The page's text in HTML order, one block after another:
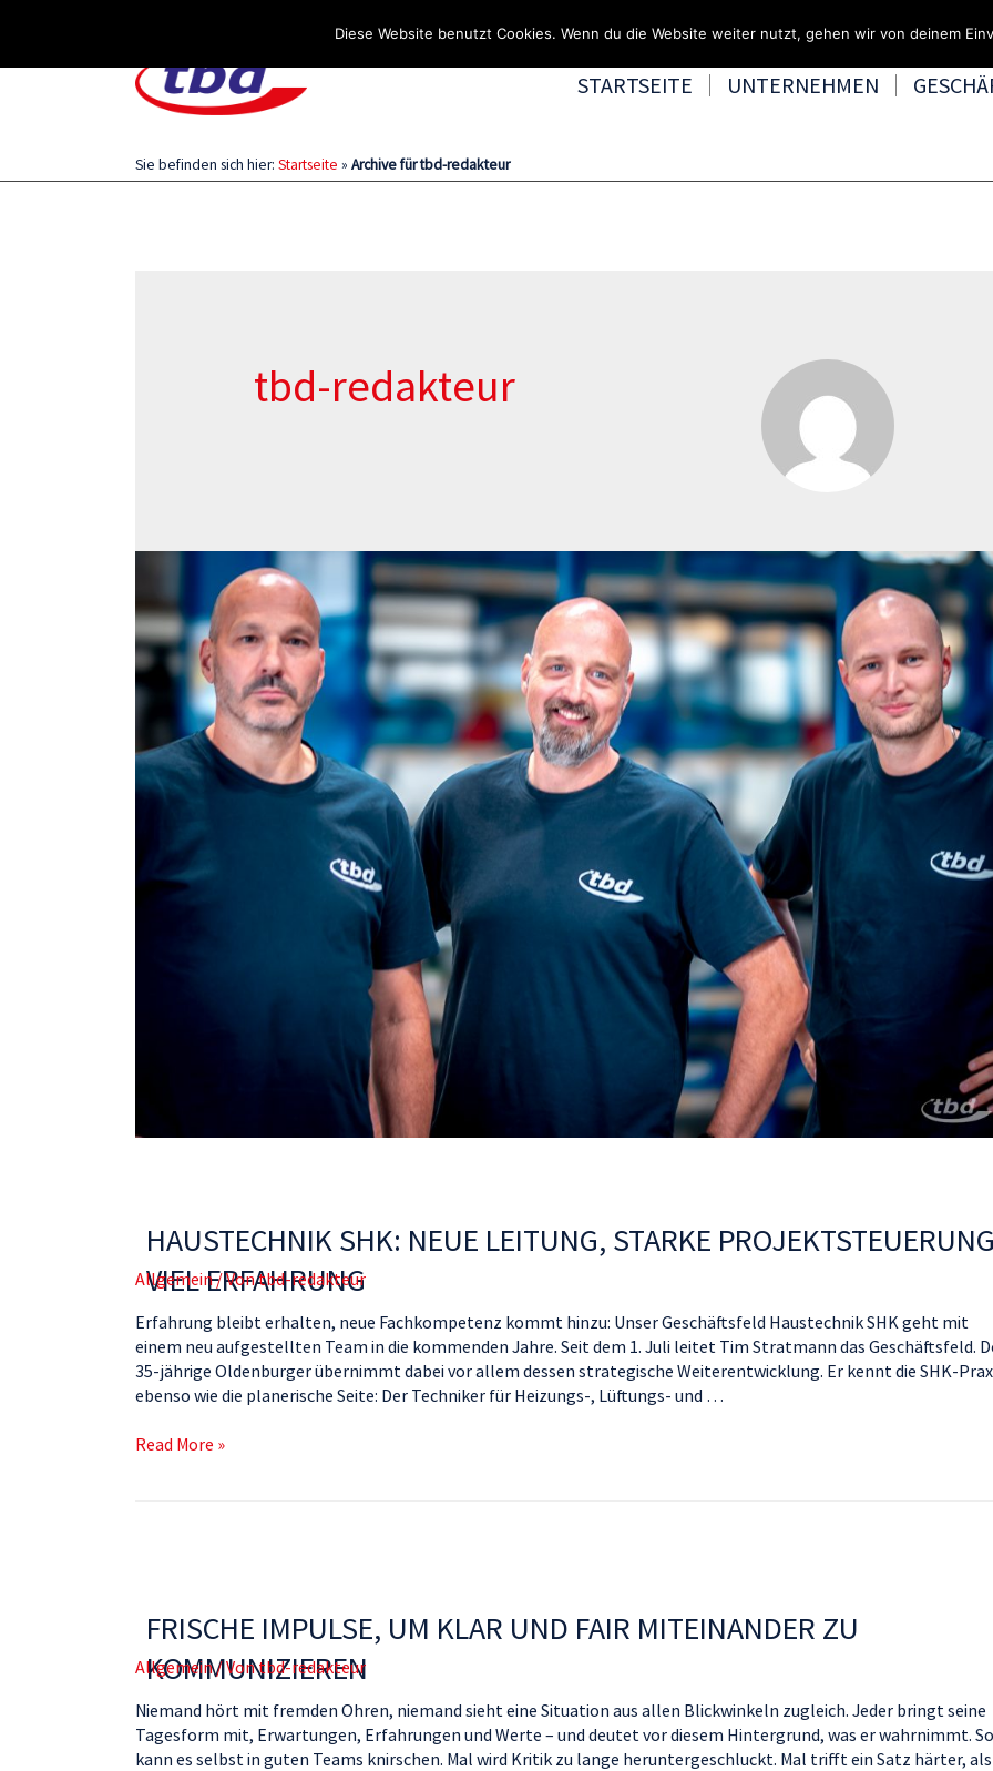
STARTSEITE UNTERNEHMEN
Sie befinden sich hier: Startseite » Archive für tbd-redakteur
tbd-redakteur
HAUSTECHNIK SHK: NEUE LEITUNG, STARKE
VIEL ERFAHRUNG
Allgemein/ Vontbd-redakteur
Erfahrung bleibt erhalten, neue Fachkompetenz kommt hinzu: Unser Geschäftsfeld Haustechnik SHK geht mit
einem neu aufgestellten Team in die kommenden Jahre. Seit dem 1. Juli leitet Tim Stratmann das Geschäftsfeld.
35-jährige Oldenburger übernimmt dabei vor allem dessen strategische Weiterentwicklung. Er kennt die SHK-
ebenso wie die planerische Seite: Der Techniker für Heizungs-, Lüftungs- und …
Read More »
FRISCHE IMPULSE, UM KLAR UND FAIR MITEINANDER ZU
KOMMUNIZIEREN
Allgemein/ Vontbd-redakteur
Niemand hört mit fremden Ohren, niemand sieht eine Situation aus allen Blickwinkeln zugleich. Jeder bringt seine
Tagesform mit, Erwartungen, Erfahrungen und Werte – und deutet vor diesem Hintergrund, was er wahrnimmt. So
kann es selbst in guten Teams knirschen. Mal wird Kritik zu lange heruntergeschluckt. Mal trifft ein Satz härter,
Diese Website benutzt Cookies. Wenn du die Website weiter nutzt, gehen wir von deinem